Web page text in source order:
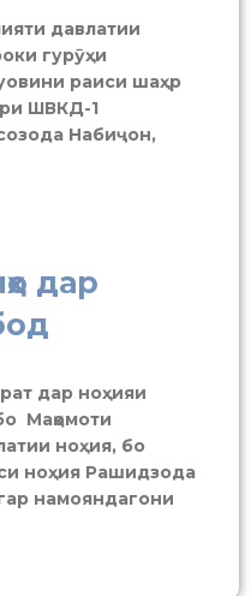
давлатии
гурӯҳи
раиси шаҳр
ШВКД-1
Набиҷон,
дар
дар ноҳияи
Мақомоти
ноҳия, бо
ноҳия Рашидзода
намояндагони